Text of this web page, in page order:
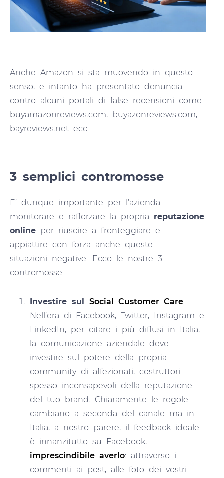
Anche Amazon si sta muovendo in questo
senso, e intanto ha presentato denuncia
contro alcuni portali di false recensioni come
buyamazonreviews.com, buyazonreviews.com,
bayreviews.net ecc.
3 semplici contromosse
E’ dunque importante per l’azienda
monitorare e rafforzare la propria reputazione
online per riuscire a fronteggiare e
appiattire con forza anche queste
situazioni negative. Ecco le nostre 3
contromosse.
Investire sul Social Customer Care
Nell’era di Facebook, Twitter, Instagram e
LinkedIn, per citare i più diffusi in Italia,
la comunicazione aziendale deve
investire sul potere della propria
community di affezionati, costruttori
spesso inconsapevoli della reputazione
del tuo brand. Chiaramente le regole
cambiano a seconda del canale ma in
Italia, a nostro parere, il feedback ideale
è innanzitutto su Facebook,
imprescindibile averlo: attraverso i
commenti ai post, alle foto dei vostri